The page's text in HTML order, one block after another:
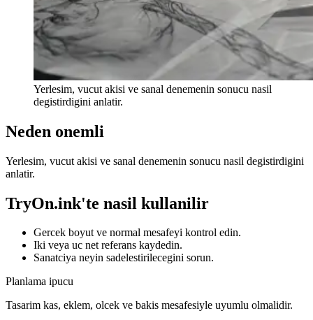
Yerlesim, vucut akisi ve sanal denemenin sonucu nasil
degistirdigini anlatir.
Neden onemli
Yerlesim, vucut akisi ve sanal denemenin sonucu nasil degistirdigini
anlatir.
TryOn.ink'te nasil kullanilir
Gercek boyut ve normal mesafeyi kontrol edin.
Iki veya uc net referans kaydedin.
Sanatciya neyin sadelestirilecegini sorun.
Planlama ipucu
Tasarim kas, eklem, olcek ve bakis mesafesiyle uyumlu olmalidir.